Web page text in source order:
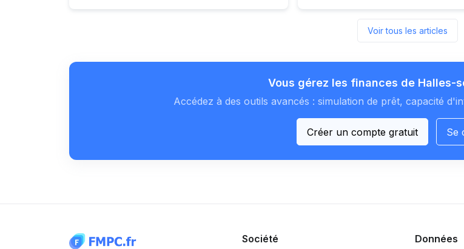
Voir tous les articles
Vous gérez les finances de Halles-
Accédez à des outils avancés : simulation de prêt, capacité
Créer un compte gratuit Se
Société Données